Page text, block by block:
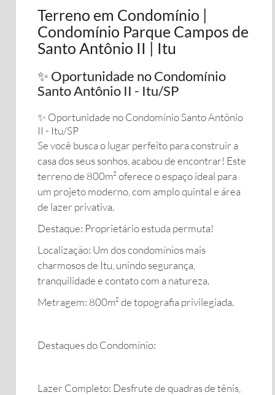
Terreno em Condomínio |
Condomínio Parque Campos de
Santo Antônio II | Itu
✨ Oportunidade no Condomínio
Santo Antônio II - Itu/SP ​
✨ Oportunidade no Condomínio Santo Antônio
II - Itu/SP
​Se você busca o lugar perfeito para construir a
casa dos seus sonhos, acabou de encontrar! Este
terreno de 800m² oferece o espaço ideal para
um projeto moderno, com amplo quintal e área
de lazer privativa.
​Destaque: Proprietário estuda permuta!
​Localização: Um dos condomínios mais
charmosos de Itu, unindo segurança,
tranquilidade e contato com a natureza.
​Metragem: 800m² de topografia privilegiada.
Destaques do Condomínio:
​Lazer Completo: Desfrute de quadras de tênis,